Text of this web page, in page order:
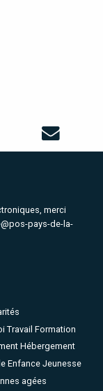
merci
pays-de-la-
Travail Formation
Hébergement
Enfance Jeunesse
agées